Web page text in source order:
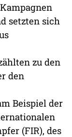
setzten sich
zu den
den
Beispiel der
(FIR), des